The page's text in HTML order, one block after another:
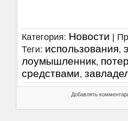
Категория: Новости
Теги: использования,
лоумышленник,
средствами,
Добавлять